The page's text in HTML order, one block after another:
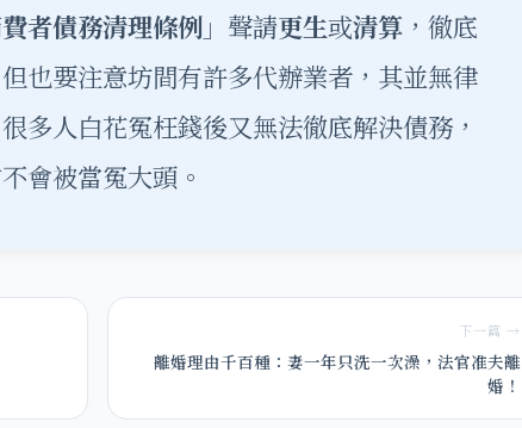
者債務清理條例」聲請更生或清算 ，徹底
也要注意坊間有許多代辦業者，其並無律
多人白花冤枉錢後又無法徹底解決債務，
會被當冤大頭。
下一篇 →
離婚理由千百種：妻一年只洗一次澡，法官准夫離
婚！